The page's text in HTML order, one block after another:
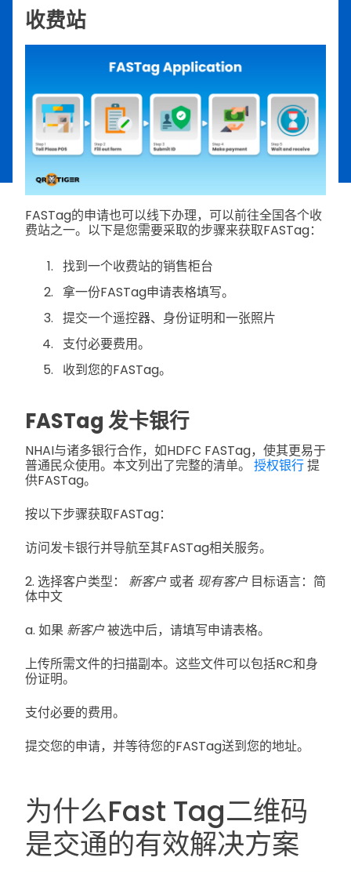
收费站
FASTag的申请也可以线下办理，可以前往全国各个收
费站之一。以下是您需要采取的步骤来获取FASTag：
找到一个收费站的销售柜台
拿一份FASTag申请表格填写。
提交一个遥控器、身份证明和一张照片
支付必要费用。
收到您的FASTag。
FASTag 发卡银行
NHAI与诸多银行合作，如HDFC FASTag，使其更易于
普通民众使用。本文列出了完整的清单。 授权银行提
供FASTag。
按以下步骤获取FASTag：
访问发卡银行并导航至其FASTag相关服务。
2. 选择客户类型： 新客户 或者 现有客户 目标语言：简
体中文
a. 如果 新客户被选中后，请填写申请表格。
上传所需文件的扫描副本。这些文件可以包括RC和身
份证明。
支付必要的费用。
提交您的申请，并等待您的FASTag送到您的地址。
为什么Fast Tag二维码
是交通的有效解决方案